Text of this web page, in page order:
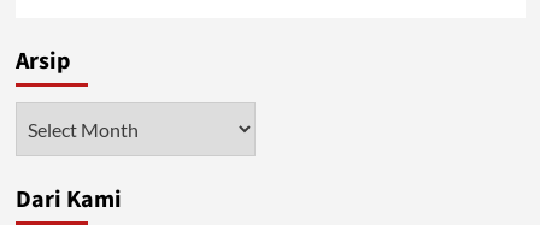
Arsip
Dari Kami